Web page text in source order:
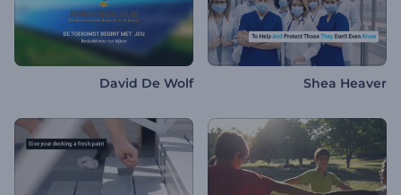
Shea Heaver
David De Wolf